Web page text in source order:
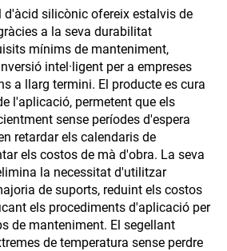
silicó, duració de 9 mesos
d'àcid silicònic ofereix estalvis de
a la seva durabilitat
mínims de manteniment,
intel·ligent per a empreses
a llarg termini. El producte es cura
l'aplicació, permetent que els
sense períodes d'espera
retardar els calendaris de
els costos de mà d'obra. La seva
la necessitat d'utilitzar
de suports, reduint els costos
els procediments d'aplicació per
de manteniment. El segellant
de temperatura sense perdre